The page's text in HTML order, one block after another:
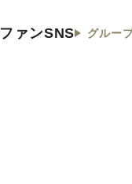
ファンSNS グルー